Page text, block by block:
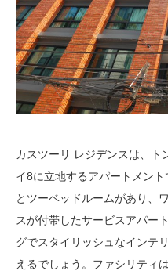
カスツーリ レジデンスは、ト
イ8に立地するアパートメン
とツーベッドルームがあり、
スが付帯したサービスアパー
グでスタイリッシュなインテ
えるでしょう。ファシリティ